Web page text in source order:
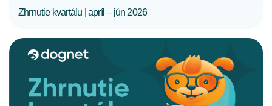
Zhrnutie kvartálu | apríl – jún 2026